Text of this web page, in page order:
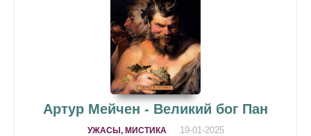
Артур Мейчен - Великий бог Пан
УЖАСЫ, МИСТИКА 19-01-2025